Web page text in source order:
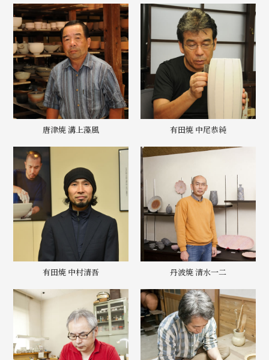
唐津焼 溝上藻風 有田焼 中尾恭純
有田焼 中村清吾 丹波焼 清水一二